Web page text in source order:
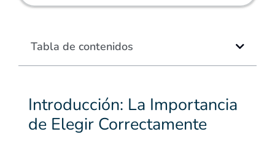
Introducción: La Importancia
de Elegir Correctamente
Tabla de contenidos